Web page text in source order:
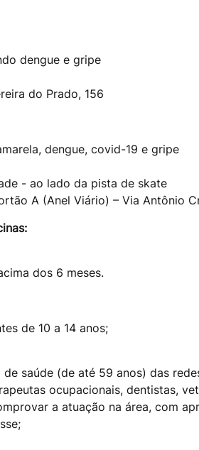
dengue e gripe
do Prado, 156
dengue, covid-19 e gripe
- ao lado da pista de skate
A (Anel Viário) – Via Antônio
dos 6 meses.
de 10 a 14 anos;
saúde (de até 59 anos) das
ocupacionais, dentistas,
a atuação na área, com